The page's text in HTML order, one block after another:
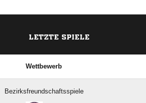
LETZTE SPIELE
Wettbewerb
Bezirksfreundschaftsspiele